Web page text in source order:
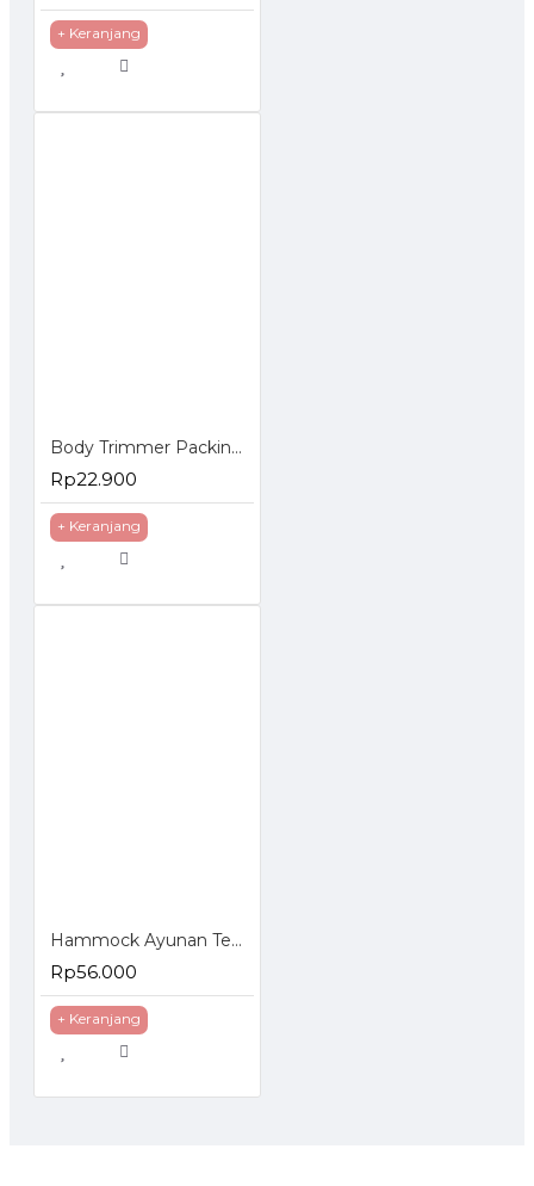
+ Keranjang
Body Trimmer Packing OPP - Alat Olahraga Pengencang Pengecil Perut
Rp22.900
+ Keranjang
Hammock Ayunan Tempat Tidur Gantung Camping
Rp56.000
+ Keranjang